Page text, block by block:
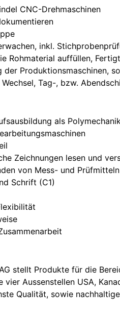
CNC-Drehmaschinen
inkl.
Rohmaterial auffüllen,
der Produktionsmaschinen,
Tag-, bzw.
als
Zeichnungen lesen und
von Mess- und Prüfmitteln
Schrift (C1)
stellt Produkte für die
Aussenstellen USA,
Qualität, sowie